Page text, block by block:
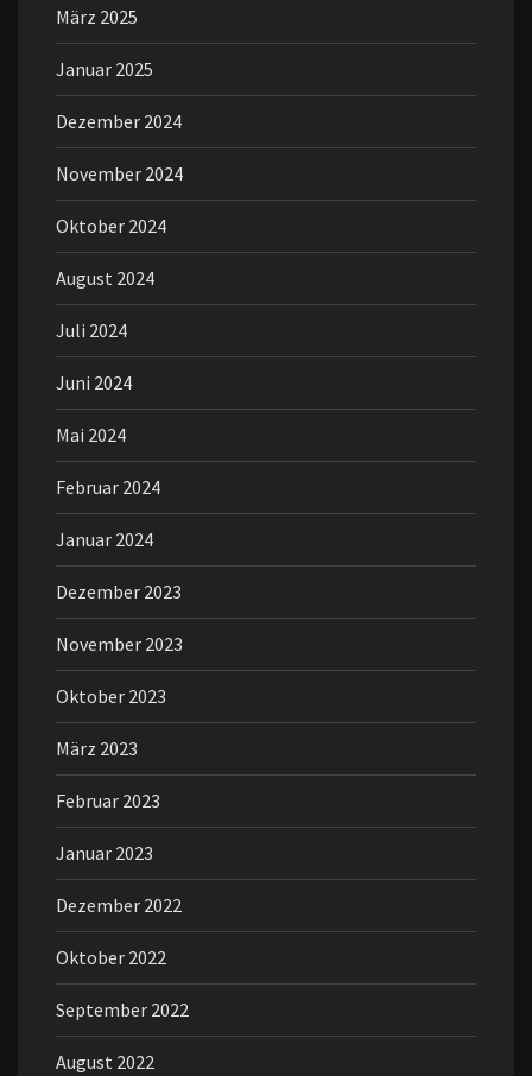
März 2025
Januar 2025
Dezember 2024
November 2024
Oktober 2024
August 2024
Juli 2024
Juni 2024
Mai 2024
Februar 2024
Januar 2024
Dezember 2023
November 2023
Oktober 2023
März 2023
Februar 2023
Januar 2023
Dezember 2022
Oktober 2022
September 2022
August 2022